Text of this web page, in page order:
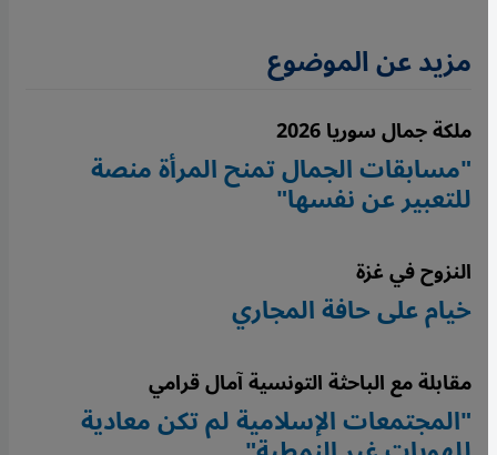
مزيد عن الموضوع
ملكة جمال سوريا 2026
"مسابقات الجمال تمنح المرأة منصة
للتعبير عن نفسها"
النزوح في غزة
خيام على حافة المجاري
مقابلة مع الباحثة التونسية آمال قرامي
"المجتمعات الإسلامية لم تكن معادية